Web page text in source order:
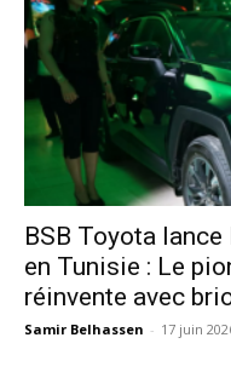
​BSB Toyota
en Tunisie : Le
réinvente avec
Samir Belhassen - 17 juin